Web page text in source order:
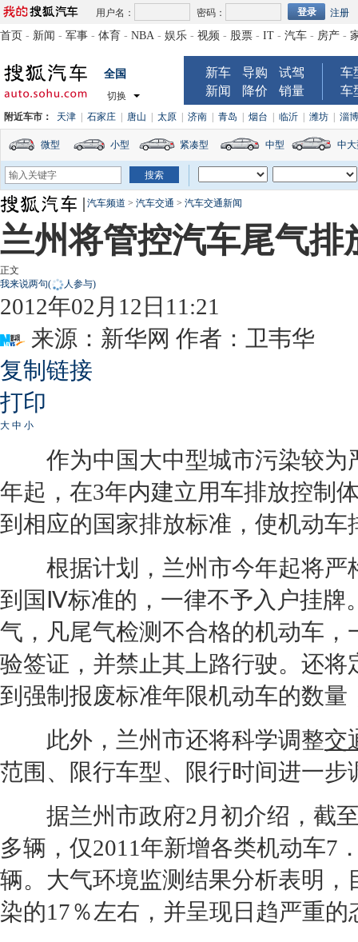
用户名： 密码： 注册
首页 - 新闻 - 军事 - 体育 - NBA - 娱乐 - 视频 - 股票 - IT - 汽车 - 房产 -
全国
切换
新车 导购
试驾
新闻
降价 销量
车
车
附近车市： 天津 石家庄 唐山 太原 济南 青岛 烟台 临沂 潍坊 淄博
微型 小型 紧凑型 中型 中
汽车频道 > 汽车交通 > 汽车交通新闻
兰州将管控汽车尾气排
正文
我来说两句( 人参与)
2012年02月12日11:21
来源： 新华网 作者：卫韦华
复制链接
打印
大 中 小
作为中国大中型城市污染较为
年起，在3年内建立用车排放控制
到相应的国家排放标准，使机动
根据计划，兰州市今年起将严
到国Ⅳ标准的，一律不予入户挂牌
气，凡尾气检测不合格的机动车
验签证，并禁止其上路行驶。还
到强制报废标准年限机动车的数
此外，兰州市还将科学调整交
范围、限行车型、限行时间进一步
据兰州市政府2月初介绍，截至
多辆，仅2011年新增各类机动车7
辆。大气环境监测结果分析表明
染的17％左右，并呈现日趋严重的